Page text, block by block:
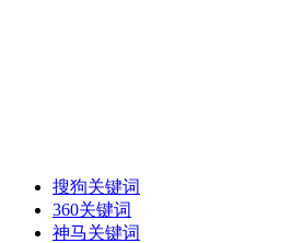
搜狗关键词
360关键词
神马关键词